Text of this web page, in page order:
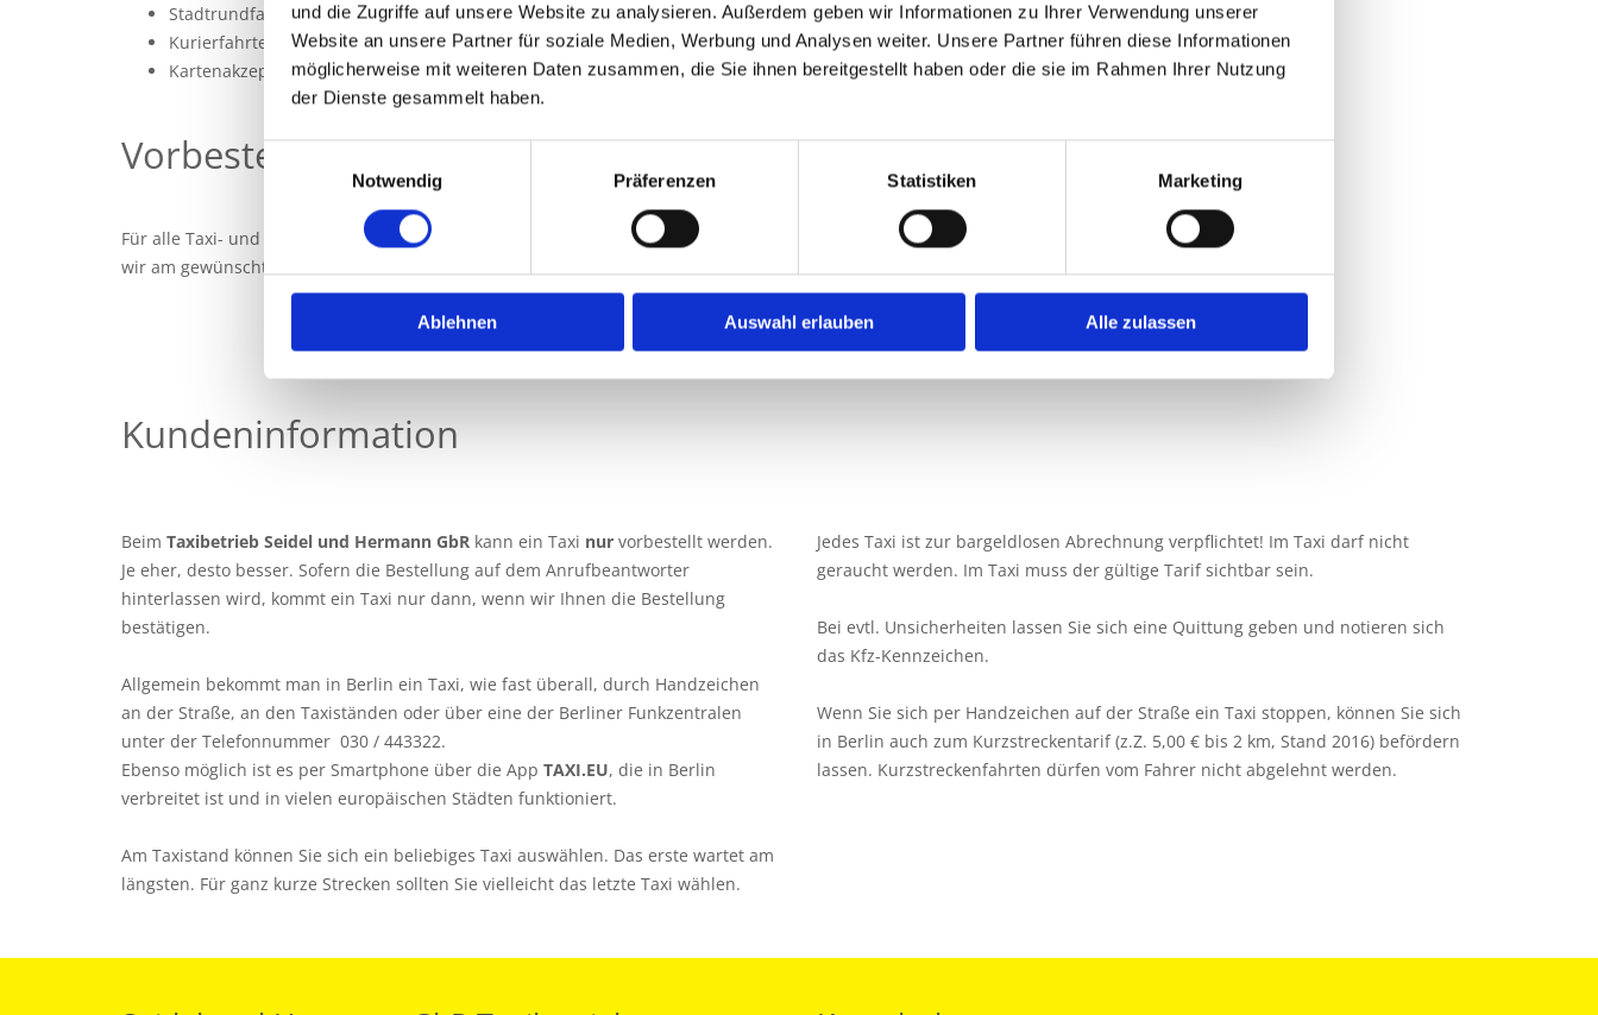
und die Zugriffe auf unsere Website zu analysieren. Außerdem geben wir Informationen zu Ihrer Verwendung unserer
Website an unsere Partner für soziale Medien, Werbung und Analysen weiter. Unsere Partner führen diese Informationen
möglicherweise mit weiteren Daten zusammen, die Sie ihnen bereitgestellt haben oder die sie im Rahmen Ihrer Nutzung
der Dienste gesammelt haben.
Einwilligungsauswahl
Notwendig
Präferenzen Statistiken Marketing
Ablehnen Auswahl erlauben Alle zulassen
Stadtrundfahrten
Kurierfahrten
Kartenakzeptanz
Vorbestellung
Für alle Taxi- und Transportfahrten ist eine Vorbestellung Voraussetzung, damit
wir am gewünschten Datum Ihre Fahrt auch garantiert durchführen können.
Serienbehandlung
Kurfahrten
Chemotherapie und Bestrahlung
Kundeninformation
Beim Taxibetrieb Seidel und Hermann GbR kann ein Taxi nur vorbestellt werden.
Je eher, desto besser. Sofern die Bestellung auf dem Anrufbeantworter
hinterlassen wird, kommt ein Taxi nur dann, wenn wir Ihnen die Bestellung
bestätigen.
Allgemein bekommt man in Berlin ein Taxi, wie fast überall, durch Handzeichen
an der Straße, an den Taxiständen oder über eine der Berliner Funkzentralen
unter der Telefonnummer 030 / 443322.
Ebenso möglich ist es per Smartphone über die App TAXI.EU, die in Berlin
verbreitet ist und in vielen europäischen Städten funktioniert.
Am Taxistand können Sie sich ein beliebiges Taxi auswählen. Das erste wartet am
längsten. Für ganz kurze Strecken sollten Sie vielleicht das letzte Taxi wählen.
Jedes Taxi ist zur bargeldlosen Abrechnung verpflichtet! Im Taxi darf nicht
geraucht werden. Im Taxi muss der gültige Tarif sichtbar sein.
Bei evtl. Unsicherheiten lassen Sie sich eine Quittung geben und notieren sich
das Kfz-Kennzeichen.
Wenn Sie sich per Handzeichen auf der Straße ein Taxi stoppen, können Sie sich
in Berlin auch zum Kurzstreckentarif (z.Z. 5,00 € bis 2 km, Stand 2016) befördern
lassen. Kurzstreckenfahrten dürfen vom Fahrer nicht abgelehnt werden.